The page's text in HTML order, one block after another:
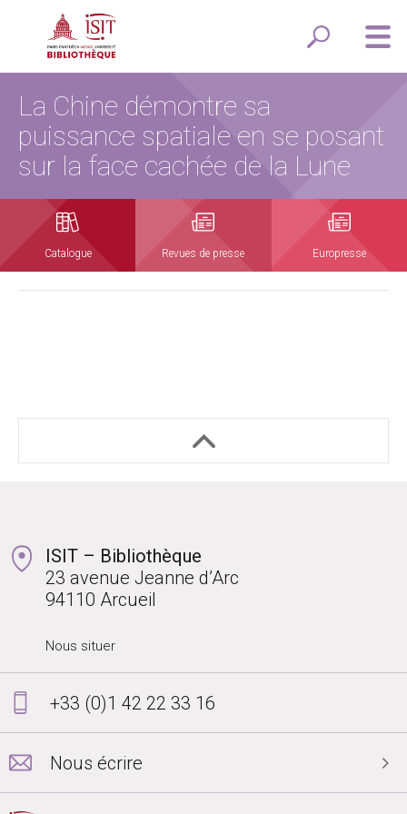
La Chine démontre sa
puissance spatiale en se posant
sur la face cachée de la Lune
Catalogue Revues de presse Europresse
ISIT – Bibliothèque
23 avenue Jeanne d’Arc
94110 Arcueil
Nous situer
+33 (0)1 42 22 33 16
Nous écrire